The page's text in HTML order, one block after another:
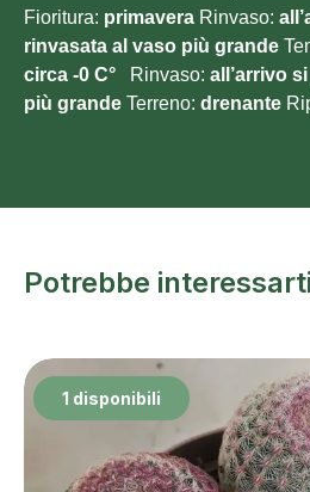
Fioritura: primavera Rinvaso:
rinvasata al vaso più grande
circa -0 C°
Rinvaso: all’arrivo
più grande Terreno: drenante
Potrebbe
1 disponibili